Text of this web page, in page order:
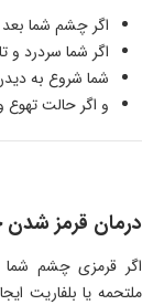
اگر چشم شما
اگر شما سردرد و
شما شروع به
و اگر حالت تهوع
درمان قرمز
اگر قرمزی چشم شما
ملتحمه یا بلفاریت